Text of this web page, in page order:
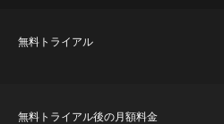
無料トライアル
無料トライアル後の⽉額料金